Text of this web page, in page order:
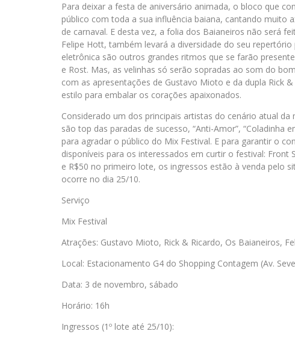
Para deixar a festa de aniversário animada, o bloco que
público com toda a sua influência baiana, cantando muito
de carnaval. E desta vez, a folia dos Baianeiros não será
Felipe Hott, também levará a diversidade do seu
eletrônica são outros grandes ritmos que se farão
e Rost. Mas, as velinhas só serão sopradas ao som do
com as apresentações de Gustavo Mioto e da dupla Rick
estilo para embalar os corações apaixonados.
Considerado um dos principais artistas do cenário atual
são top das paradas de sucesso, “Anti-Amor”, “Coladinha
para agradar o público do Mix Festival. E para garantir o
disponíveis para os interessados em curtir o festival: Front
e R$50 no primeiro lote, os ingressos estão à venda pelo
ocorre no dia 25/10.
Serviço
Mix Festival
Atrações: Gustavo Mioto, Rick & Ricardo, Os Baianeiros,
Local: Estacionamento G4 do Shopping Contagem (Av.
Data: 3 de novembro, sábado
Horário: 16h
Ingressos (1º lote até 25/10):